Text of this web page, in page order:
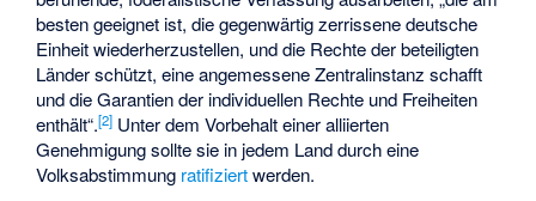
besten geeignet ist, die gegenwärtig zerrissene deutsche
Einheit wiederherzustellen, und die Rechte der beteiligten
Länder schützt, eine angemessene Zentralinstanz schafft
und die Garantien der individuellen Rechte und Freiheiten
enthält“.[2] Unter dem Vorbehalt einer alliierten
Genehmigung sollte sie in jedem Land durch eine
Volksabstimmung ratifiziertwerden.